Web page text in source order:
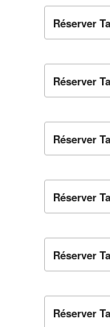
Réserver
Réserver
Réserver
Réserver
Réserver
Réserver